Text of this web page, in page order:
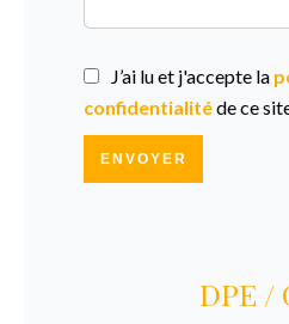
J’ai lu et j'accepte la
confidentialitéde ce
ENVOYER
DPE /